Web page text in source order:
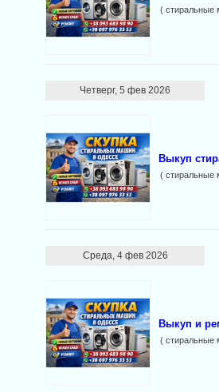
(
Четверг, 5 фев 2026
Выкуп
(
Среда, 4 фев 2026
Выкуп и
(